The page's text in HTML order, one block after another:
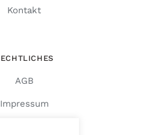
Kontakt
AGB
Impressum